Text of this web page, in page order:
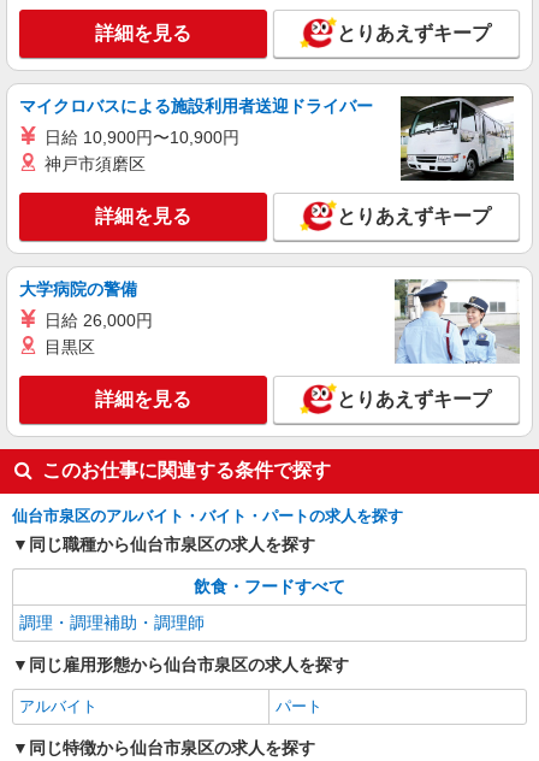
詳細を見る とりあえずキープ
マイクロバスによる施設利用者送迎ドライバー
日給 10,900円〜10,900円
神戸市須磨区
詳細を見る とりあえずキープ
大学病院の警備
日給 26,000円
目黒区
詳細を見る とりあえずキープ
このお仕事に関連する条件で探す
仙台市泉区のアルバイト・バイト・パートの求人を探す
同じ職種から仙台市泉区の求人を探す
飲食・フードすべて
調理・調理補助・調理師
同じ雇用形態から仙台市泉区の求人を探す
アルバイト パート
同じ特徴から仙台市泉区の求人を探す